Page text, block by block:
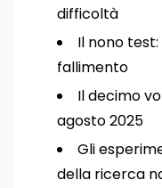
difficoltà
Il nono
fallimento
Il decimo
agosto 2025
Gli
della ricerca